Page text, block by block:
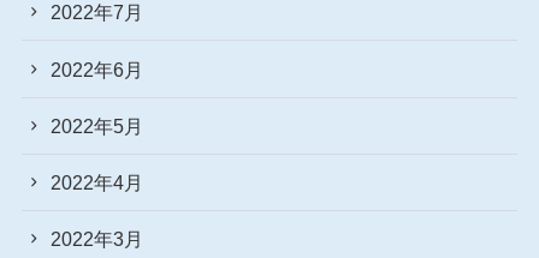
2022年7月
2022年6月
2022年5月
2022年4月
2022年3月